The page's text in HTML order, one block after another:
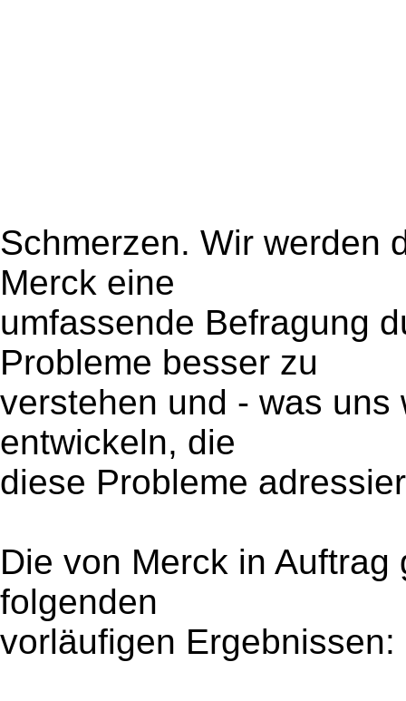
Schmerzen. Wir werden
Merck eine
umfassende Befragung
Probleme besser zu
verstehen und - was
entwickeln, die
diese Probleme
Die von Merck in
folgenden
vorläufigen Ergebnissen: